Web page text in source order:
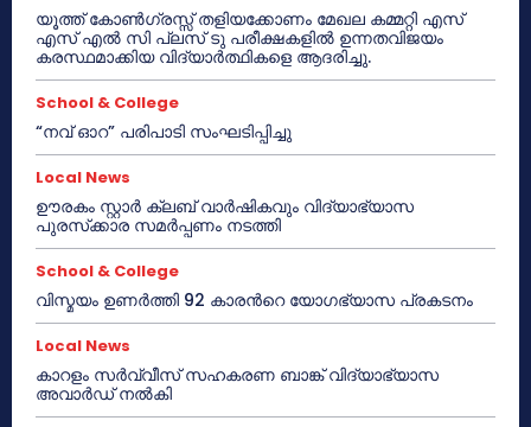
യൂത്ത് കോൺഗ്രസ്സ് തളിയക്കോണം മേഖല കമ്മറ്റി എസ്
എസ് എൽ സി പ്ലസ് ടു പരീക്ഷകളിൽ ഉന്നതവിജയം
കരസ്ഥമാക്കിയ വിദ്യാർത്ഥികളെ ആദരിച്ചു.
School & College
“നവ് ഓറ” പരിപാടി സംഘടിപ്പിച്ചു
Local News
ഊരകം സ്റ്റാർ ക്ലബ് വാർഷികവും വിദ്യാഭ്യാസ
പുരസ്‌ക്കാര സമർപ്പണം നടത്തി
School & College
വിസ്മയം ഉണർത്തി 92 കാരൻറെ യോഗഭ്യാസ പ്രകടനം
Local News
കാറളം സർവ്വീസ് സഹകരണ ബാങ്ക് വിദ്യാഭ്യാസ
അവാർഡ് നൽകി